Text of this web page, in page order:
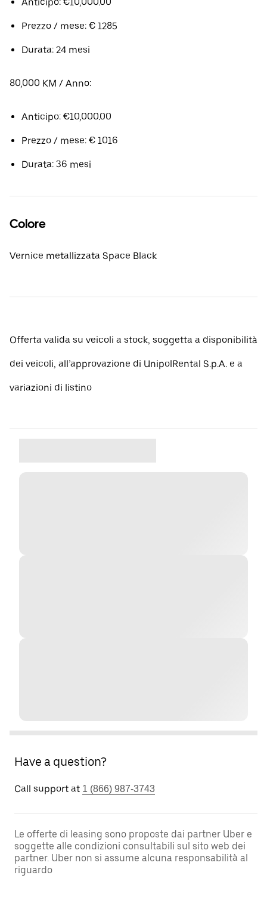
Prezzo / mese: € 1285
Durata: 24 mesi
80,000 KM / Anno:
Anticipo: €10,000.00
Prezzo / mese: € 1016
Durata: 36 mesi
Colore
Vernice metallizzata Space Black
Offerta valida su veicoli a stock, soggetta a disponibilità
dei veicoli, all’approvazione di UnipolRental S.p.A. e a
variazioni di listino
Have a question?
Call support at 1 (866) 987-3743
Le offerte di leasing sono proposte dai partner Uber e
soggette alle condizioni consultabili sul sito web dei
partner. Uber non si assume alcuna responsabilità al
riguardo